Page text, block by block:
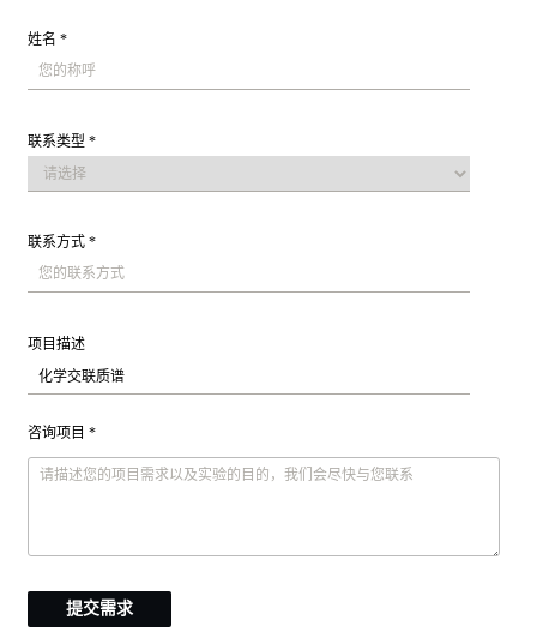
姓名 *
联系类型 *
联系方式 *
项目描述
咨询项目 *
提交需求